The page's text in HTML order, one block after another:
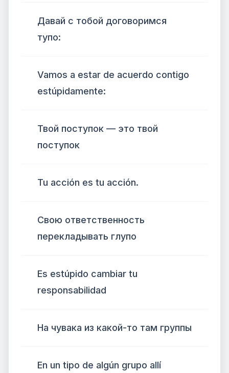
Давай с тобой договоримся
тупо:
Vamos a estar de acuerdo contigo
estúpidamente:
Твой поступок — это твой
поступок
Tu acción es tu acción.
Свою ответственность
перекладывать глупо
Es estúpido cambiar tu
responsabilidad
На чувака из какой-то там группы
En un tipo de algún grupo allí